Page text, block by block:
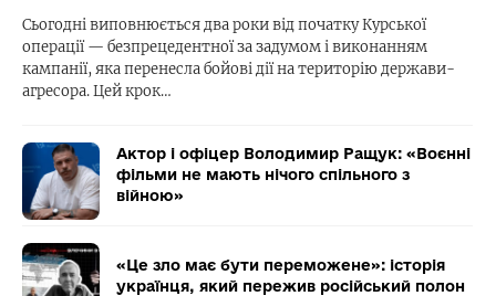
Сьогодні виповнюється два роки від початку Курської
операції — безпрецедентної за задумом і виконанням
кампанії, яка перенесла бойові дії на територію держави-
агресора. Цей крок…
Актор і офіцер Володимир Ращук: «Воєнні
фільми не мають нічого спільного з
війною»
«Це зло має бути переможене»: історія
українця, який пережив російський полон